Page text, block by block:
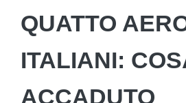
QUATTO
ITALIANI:
ACCADUTO